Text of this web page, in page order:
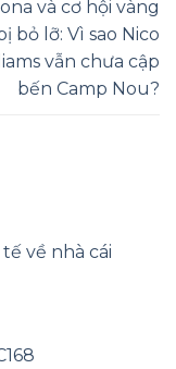
và cơ hội vàng
bỏ lỡ: Vì sao Nico
vẫn chưa cập
bến Camp Nou?
về nhà cái